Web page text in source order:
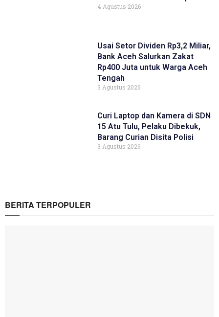
4 Agustus 2026
Usai Setor Dividen Rp3,2 Miliar,
Bank Aceh Salurkan Zakat
Rp400 Juta untuk Warga Aceh
Tengah
3 Agustus 2026
Curi Laptop dan Kamera di SDN
15 Atu Tulu, Pelaku Dibekuk,
Barang Curian Disita Polisi
3 Agustus 2026
BERITA TERPOPULER